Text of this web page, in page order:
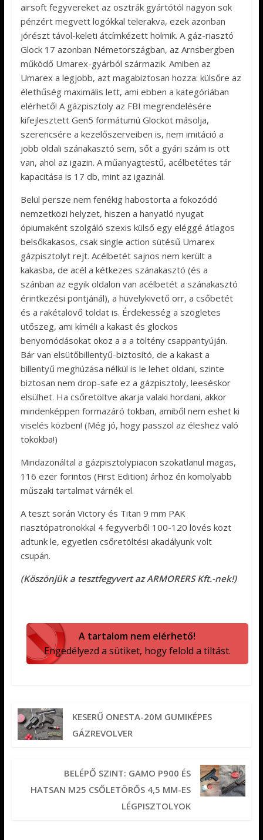
airsoft fegyvereket az osztrák gyártótól nagyon sok
pénzért megvett logókkal telerakva, ezek azonban
jórészt távol-keleti átcímkézett holmik. A gáz-riasztó
Glock 17 azonban Németországban, az Arnsbergben
működő Umarex-gyárból származik. Amiben az
Umarex a legjobb, azt magabiztosan hozza: külsőre az
élethűség maximális lett, ami ebben a kategóriában
elérhető! A gázpisztoly az FBI megrendelésére
kifejlesztett Gen5 formátumú Glockot másolja,
szerencsére a kezelőszerveiben is, nem imitáció a
jobb oldali szánakasztó sem, sőt a gyári szám is ott
van, ahol az igazin. A műanyagtestű, acélbetétes tár
kapacitása is 17 db, mint az igazinál.
Belül persze nem fenékig habostorta a fokozódó
nemzetközi helyzet, hiszen a hanyatló nyugat
ópiumaként szolgáló szexis külső egy eléggé átlagos
belsőkakasos, csak single action sütésű Umarex
gázpisztolyt rejt. Acélbetét sajnos nem került a
kakasba, de acél a kétkezes szánakasztó (és a
szánban az egyik oldalon van acélbetét a szánakasztó
érintkezési pontjánál), a hüvelykivető orr, a csőbetét
és a rakétalövő toldat is. Érdekesség a szögletes
ütőszeg, ami kíméli a kakast és glockos
benyomódásokat okoz a a a töltény csappantyúján.
Bár van elsütőbillentyű-biztosító, de a kakast a
billentyű meghúzása nélkül is le lehet oldani, szinte
biztosan nem drop-safe ez a gázpisztoly, leeséskor
elsülhet. Ha csőretöltve akarja valaki hordani, akkor
mindenképpen formazáró tokban, amiből nem eshet ki
viselés közben! (Még jó, hogy passzol az éleshez való
tokokba!)
Mindazonáltal a gázpisztolypiacon szokatlanul magas,
116 ezer forintos (First Edition) árhoz én komolyabb
műszaki tartalmat várnék el.
A teszt során Victory és Titan 9 mm PAK
riasztópatronokkal 4 fegyverből 100-120 lövés közt
adtunk le, egyetlen csőretöltési akadályunk volt
csupán.
(Köszönjük a tesztfegyvert az ARMORERS Kft.-nek!)
A tartalom nem elérhető!
Engedélyezd a sütiket, hogy felold a tiltást.
KESERŰ ONESTA-20M GUMIKÉPES
GÁZREVOLVER
BELÉPŐ SZINT: GAMO P900 ÉS
HATSAN M25 CSŐLETÖRŐS 4,5 MM-ES
LÉGPISZTOLYOK